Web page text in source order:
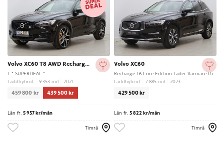
Volvo XC60 T8 AWD Recharge Polestar Engineered
T * SUPERDEAL *
Laddhybrid
9 353 mil 2021
459 800 kr 439 500 kr
Lån fr. 5 957 kr/mån
Timrå
Volvo XC60
Recharge T6 Core Edition Läder Värmare Panorama
Laddhybrid
7 885 mil 2023
429 500 kr
Lån fr. 5 822 kr/mån
Timrå